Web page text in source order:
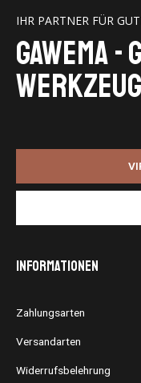
IHR PARTNER FÜR
GaWeMA
Informationen
Zahlungsarten
Versandarten
Widerrufsbelehrung